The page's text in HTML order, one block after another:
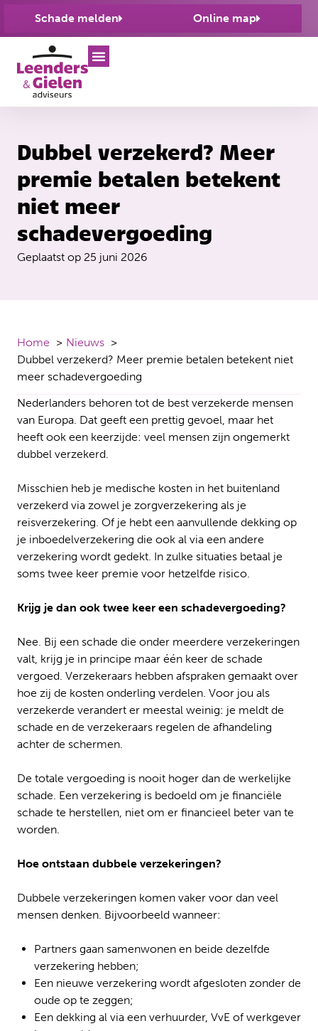
Schade melden Online map
Dubbel verzekerd? Meer
premie betalen betekent
niet meer
schadevergoeding
Geplaatst op 25 juni 2026
Home
Nieuws
Dubbel verzekerd? Meer premie betalen betekent niet
meer schadevergoeding
Nederlanders behoren tot de best verzekerde mensen
van Europa. Dat geeft een prettig gevoel, maar het
heeft ook een keerzijde: veel mensen zijn ongemerkt
dubbel verzekerd.
Misschien heb je medische kosten in het buitenland
verzekerd via zowel je zorgverzekering als je
reisverzekering. Of je hebt een aanvullende dekking op
je inboedelverzekering die ook al via een andere
verzekering wordt gedekt. In zulke situaties betaal je
soms twee keer premie voor hetzelfde risico.
Krijg je dan ook twee keer een schadevergoeding?
Nee. Bij een schade die onder meerdere verzekeringen
valt, krijg je in principe maar één keer de schade
vergoed. Verzekeraars hebben afspraken gemaakt over
hoe zij de kosten onderling verdelen. Voor jou als
verzekerde verandert er meestal weinig: je meldt de
schade en de verzekeraars regelen de afhandeling
achter de schermen.
De totale vergoeding is nooit hoger dan de werkelijke
schade. Een verzekering is bedoeld om je financiële
schade te herstellen, niet om er financieel beter van te
worden.
Hoe ontstaan dubbele verzekeringen?
Dubbele verzekeringen komen vaker voor dan veel
mensen denken. Bijvoorbeeld wanneer:
Partners gaan samenwonen en beide dezelfde
verzekering hebben;
Een nieuwe verzekering wordt afgesloten zonder de
oude op te zeggen;
Een dekking al via een verhuurder, VvE of werkgever